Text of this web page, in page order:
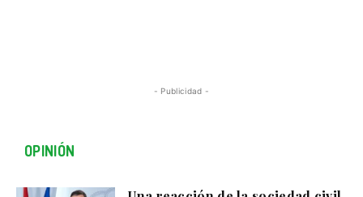
- Publicidad -
OPINIÓN